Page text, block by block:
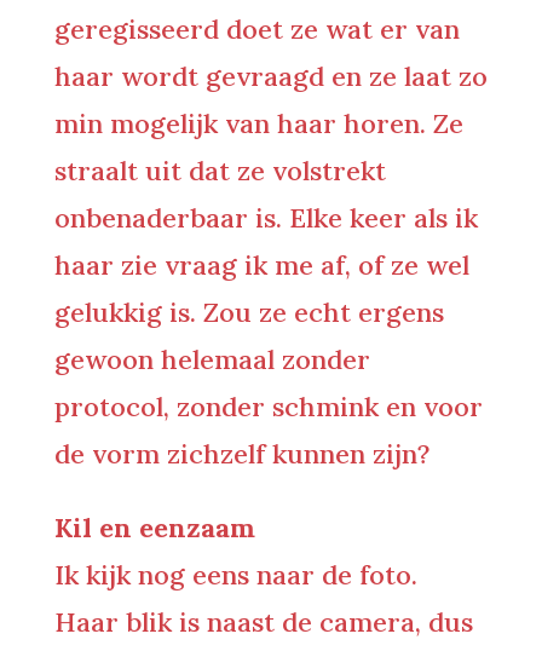
geregisseerd doet ze wat er van
haar wordt gevraagd en ze laat zo
min mogelijk van haar horen. Ze
straalt uit dat ze volstrekt
onbenaderbaar is. Elke keer als ik
haar zie vraag ik me af, of ze wel
gelukkig is. Zou ze echt ergens
gewoon helemaal zonder
protocol, zonder schmink en voor
de vorm zichzelf kunnen zijn?
Kil en eenzaam
Ik kijk nog eens naar de foto.
Haar blik is naast de camera, dus